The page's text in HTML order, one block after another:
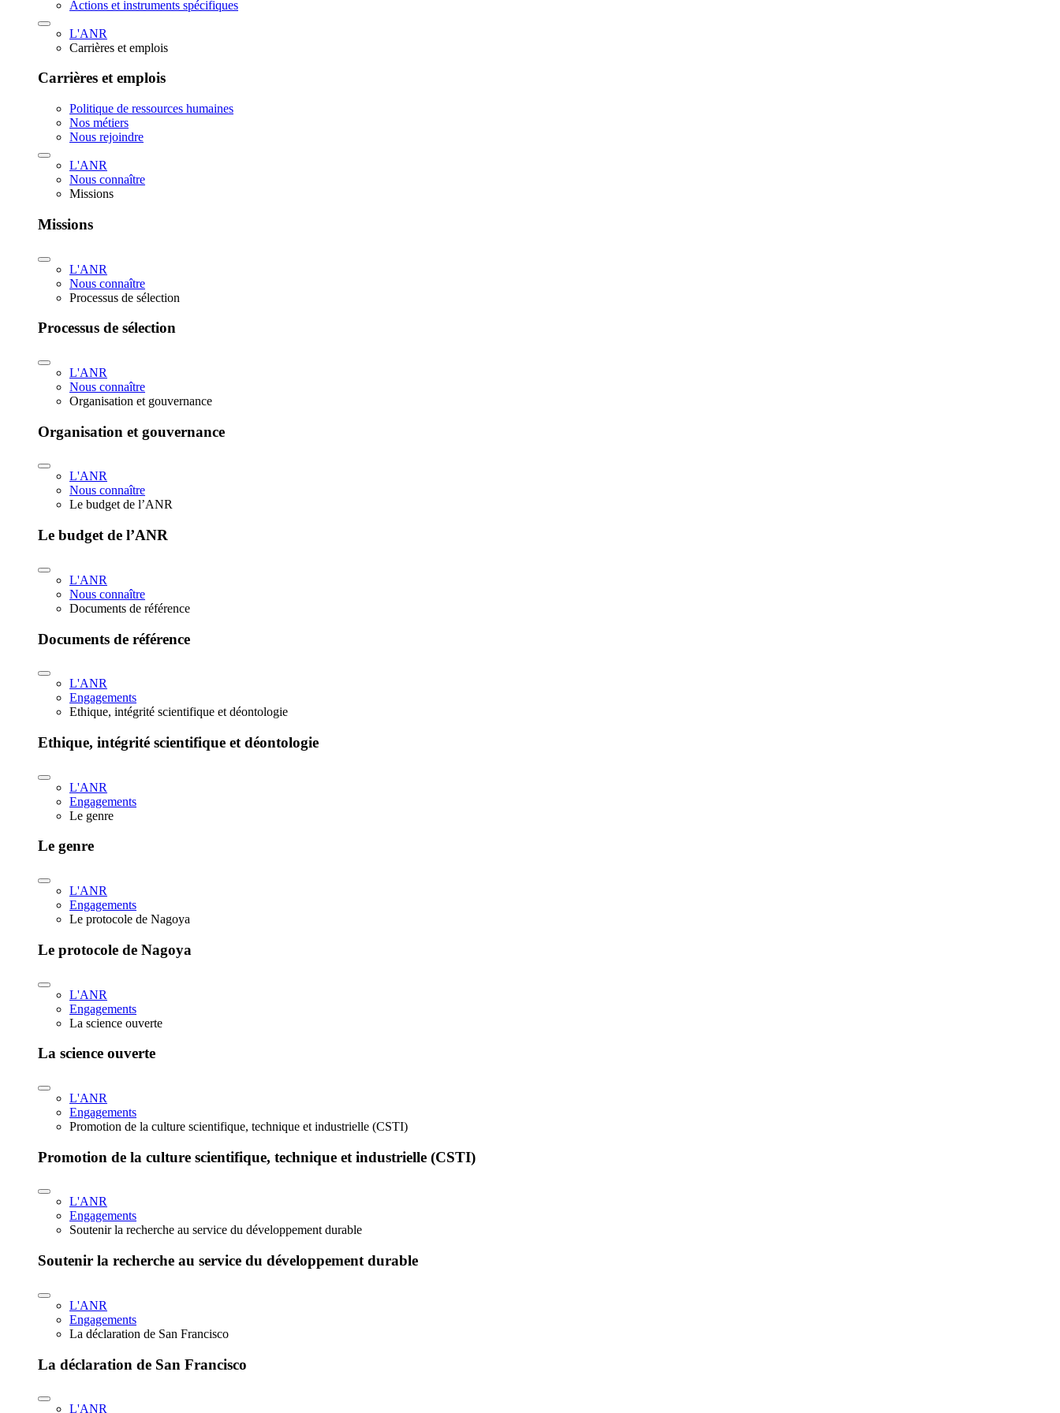
Actions et instruments spécifiques
L'ANR
Carrières et emplois
Carrières et emplois
Politique de ressources humaines
Nos métiers
Nous rejoindre
L'ANR
Nous connaître
Missions
Missions
L'ANR
Nous connaître
Processus de sélection
Processus de sélection
L'ANR
Nous connaître
Organisation et gouvernance
Organisation et gouvernance
L'ANR
Nous connaître
Le budget de l’ANR
Le budget de l’ANR
L'ANR
Nous connaître
Documents de référence
Documents de référence
L'ANR
Engagements
Ethique, intégrité scientifique et déontologie
Ethique, intégrité scientifique et déontologie
L'ANR
Engagements
Le genre
Le genre
L'ANR
Engagements
Le protocole de Nagoya
Le protocole de Nagoya
L'ANR
Engagements
La science ouverte
La science ouverte
L'ANR
Engagements
Promotion de la culture scientifique, technique et industrielle (CSTI)
Promotion de la culture scientifique, technique et industrielle (CSTI)
L'ANR
Engagements
Soutenir la recherche au service du développement durable
Soutenir la recherche au service du développement durable
L'ANR
Engagements
La déclaration de San Francisco
La déclaration de San Francisco
L'ANR